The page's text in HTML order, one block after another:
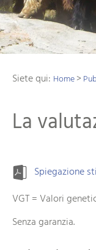
Siete qui: Home>
La
Spiegazione
VGT = Valori
Senza garanzia.